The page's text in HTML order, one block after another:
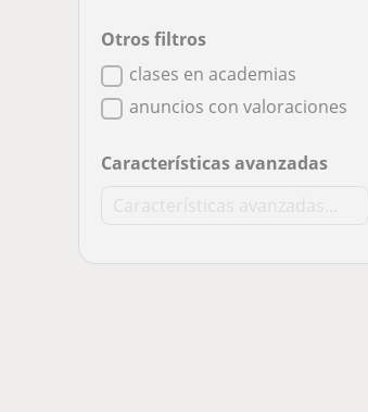
Otros filtros
clases en academias
anuncios con valoraciones
Características avanzadas